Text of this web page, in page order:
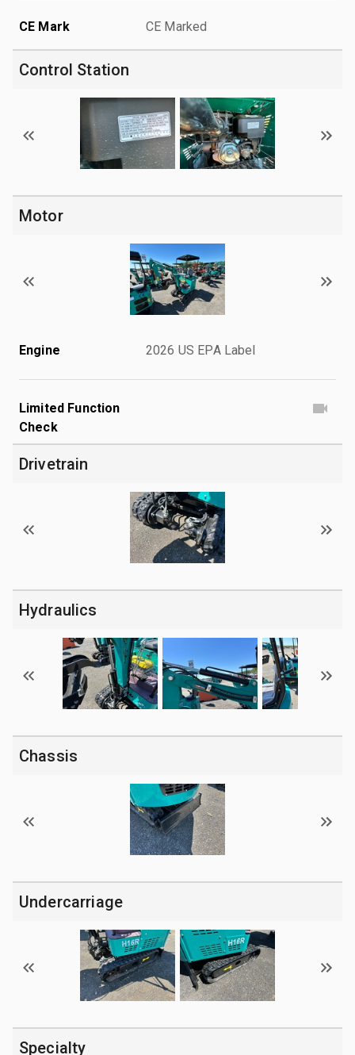
CE Mark CE Marked
Control Station
Motor
Engine 2026 US EPA Label
Limited Function
Check
Drivetrain
Hydraulics
Chassis
Undercarriage
Specialty